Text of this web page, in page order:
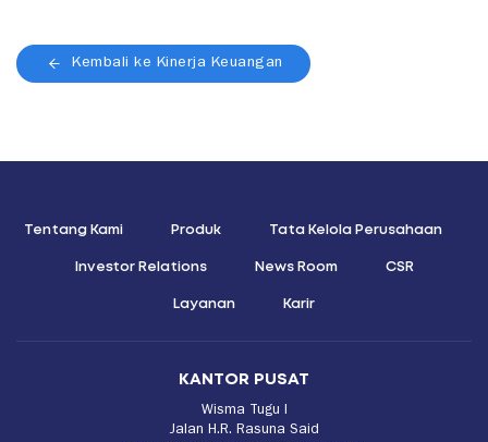
Kembali ke Kinerja Keuangan
Tentang Kami Produk Tata Kelola Perusahaan
Investor Relations News Room CSR
Layanan Karir
KANTOR PUSAT
Wisma Tugu I
Jalan H.R. Rasuna Said